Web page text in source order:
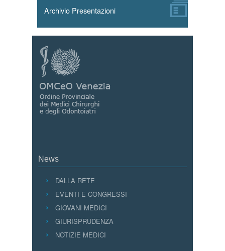
Archivio Presentazioni
News
DALLA RETE
EVENTI E CONGRESSI
GIOVANI MEDICI
GIURISPRUDENZA
NOTIZIE MEDICI